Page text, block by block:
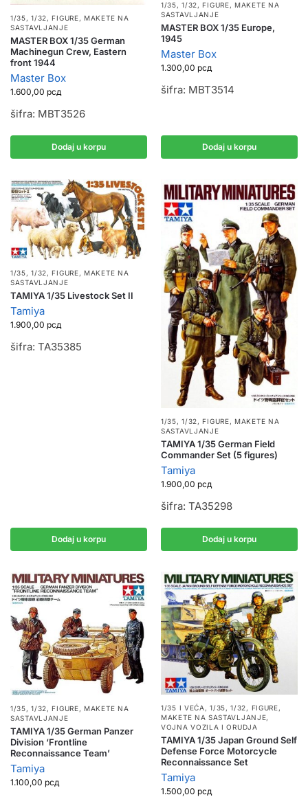
1/35, 1/32, FIGURE, MAKETE NA
SASTAVLJANJE
MASTER BOX 1/35 German
Machinegun Crew, Eastern
front 1944
Master Box
1.600,00 рсд
šifra: MBT3526
Dodaj u korpu
1/35, 1/32,FIGURE,MAKETE NA
SASTAVLJANJE
MASTER BOX 1/35 Europe,
1945
Master Box
1.300,00 рсд
šifra: MBT3514
Dodaj u korpu
1/35, 1/32,FIGURE,MAKETE NA
SASTAVLJANJE
TAMIYA 1/35 Livestock Set II
Tamiya
1.900,00 рсд
šifra: TA35385
Dodaj u korpu
1/35, 1/32, FIGURE, MAKETE NA
SASTAVLJANJE
TAMIYA 1/35 German Field
Commander Set (5 figures)
Tamiya
1.900,00 рсд
šifra: TA35298
Dodaj u korpu
1/35, 1/32, FIGURE, MAKETE NA
SASTAVLJANJE
TAMIYA 1/35 German Panzer
Division ‘Frontline
Reconnaissance Team’
Tamiya
1.100,00 рсд
1/35 I VEĆA ,1/35, 1/32, FIGURE,
MAKETE NA SASTAVLJANJE,
VOJNA VOZILA I ORUDJA
TAMIYA 1/35 Japan Ground Self
Defense Force Motorcycle
Reconnaissance Set
Tamiya
1.500,00 рсд